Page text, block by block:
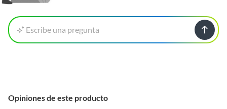
Escribe una pregunta
Opiniones de este producto